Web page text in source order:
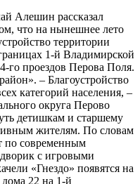
Алешин рассказал
что на нынешнее лето
территории
1-й Владимирской
го проездов Перова Поля.
– Благоустройство
категорий населения, –
округа Перово
детишкам и старшему
жителям. По словам
по современным
с игровыми
«Гнездо» появятся на
22 на 1-й